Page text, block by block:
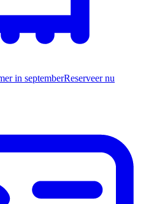
in septemberReserveer nu